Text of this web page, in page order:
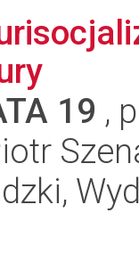
19 ,